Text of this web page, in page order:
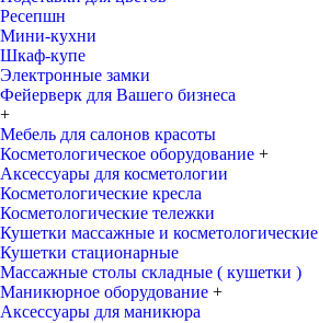
Ресепшн
Мини-кухни
Шкаф-купе
Электронные замки
Фейерверк для Вашего бизнеса
+
Мебель для салонов красоты
Косметологическое оборудование +
Аксессуары для косметологии
Косметологические кресла
Косметологические тележки
Кушетки массажные и косметологические
Кушетки стационарные
Массажные столы складные ( кушетки )
Маникюрное оборудование +
Аксессуары для маникюра